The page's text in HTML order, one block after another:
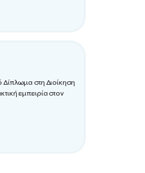
Δίπλωμα στη Διοίκηση
εμπειρία στον